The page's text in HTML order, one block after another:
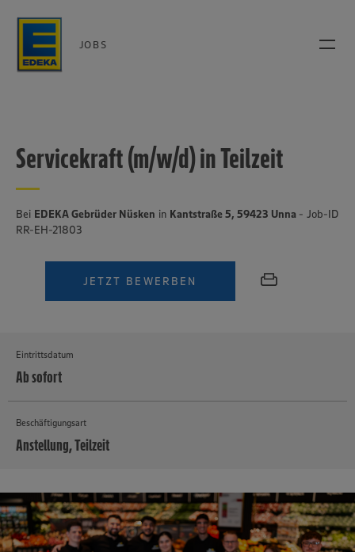
JOBS
Servicekraft (m/w/d) in Teilzeit
Bei EDEKA Gebrüder Nüsken in Kantstraße 5, 59423 Unna - Job-ID
RR-EH-21803
JETZT BEWERBEN
Eintrittsdatum
Ab sofort
Beschäftigungsart
Anstellung, Teilzeit